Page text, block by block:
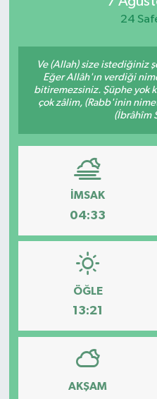
24
Ve (Allah) size istediğiniz
Eğer Allâh'ın verdiği
bitiremezsiniz. Şüphe yok
çok zâlim, (Rabb'inin
(İbrâhîm
İMSAK
04:33
ÖĞLE
13:21
AKŞAM
Teknoloji
Yaşam